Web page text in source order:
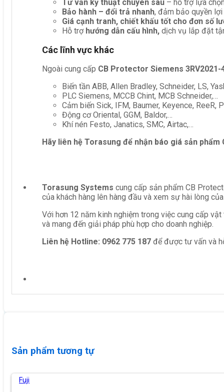
Tư vấn kỹ thuật chuyên sâu – hỗ trợ lựa
Bảo hành – đổi trả nhanh, đảm bảo quyền lợi
Giá cạnh tranh, chiết khấu tốt cho đơn số
Hỗ trợ hướng dẫn cấu hình, dịch vụ lắp đặt
Các lĩnh vực khác
Ngoài cung cấp CB Protector Siemens 3RV2021-
Biến tần ABB, Allen Bradley, Schneider, LS,
PLC Siemens, MCCB Chint, MCB Schneider,…
Cảm biến Sick, IFM, Baumer, Keyence, ReeR,
Động cơ Oriental, GGM, Baldor,…
Khí nén Festo, Janatics, SMC, Airtac,…
Hãy liên hệ Torasung để nhận báo giá sản phẩm
Torasung Systems cung cấp sản phẩm CB
của khách hàng lên hàng đầu và xem sự hài lòng
Với hơn 12 năm kinh nghiệm trong việc cung cấp
và mang đến giải pháp phù hợp cho doanh nghiệp.
Liên hệ Hotline: 0962 775 187 để được tư vấn và
Sản phẩm tương tự
Fuji